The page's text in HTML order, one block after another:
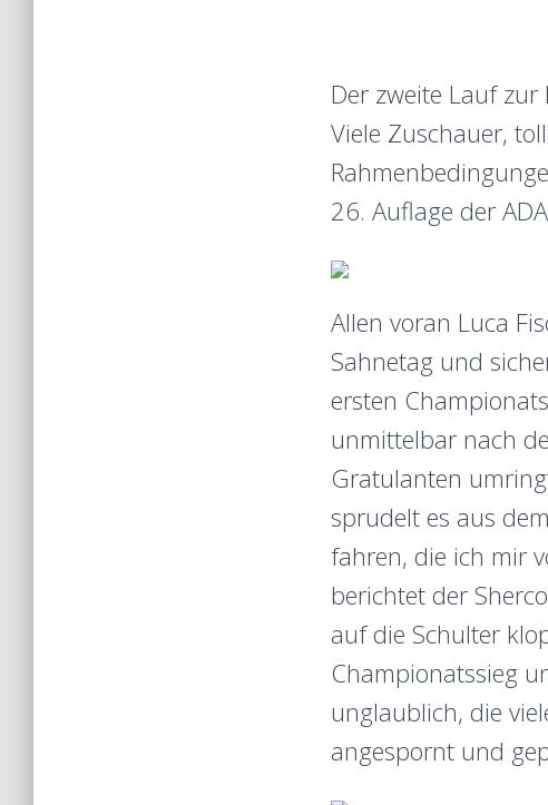
Der zweite Lauf
Viele Zuschauer,
26. Auflage der
Allen voran Luca
Sahnetag und
ersten
unmittelbar nach
Gratulanten
sprudelt es aus
fahren, die ich mir
berichtet der
auf die Schulter
Championatssieg
unglaublich, die
angespornt und